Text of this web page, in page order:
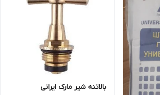
بالاتنه شیر مارک ایرانی